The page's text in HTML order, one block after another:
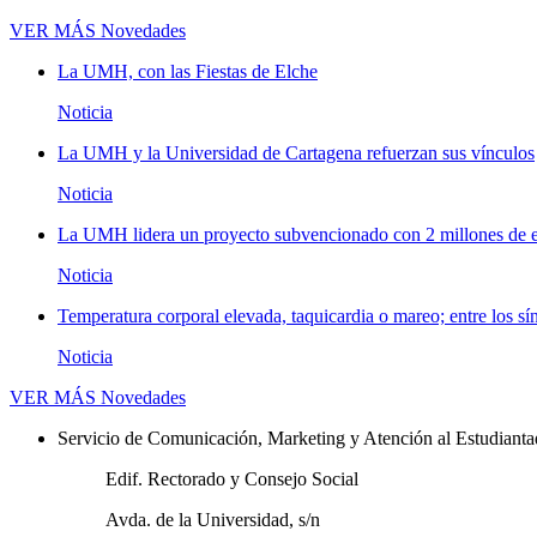
VER MÁS Novedades
La UMH, con las Fiestas de Elche
Noticia
La UMH y la Universidad de Cartagena refuerzan sus vínculos
Noticia
La UMH lidera un proyecto subvencionado con 2 millones de
Noticia
Temperatura corporal elevada, taquicardia o mareo; entre los
Noticia
VER MÁS Novedades
Servicio de Comunicación, Marketing y Atención al
Edif. Rectorado y Consejo Social
Avda. de la Universidad, s/n